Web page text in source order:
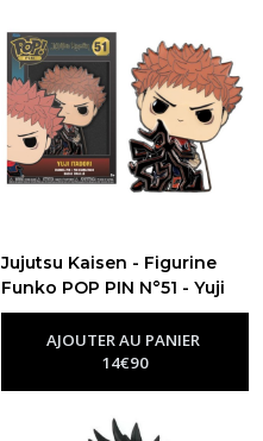
Jujutsu Kaisen - Figurine
Funko POP PIN N°51 - Yuji
Itadori-Figurine Funko Pop
Jujutsu Kaisen
AJOUTER AU PANIER
14€90